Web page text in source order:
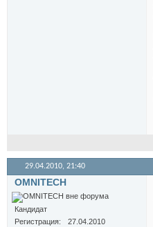
29.04.2010, 21:40
OMNITECH
Кандидат
Регистрация
27.04.2010